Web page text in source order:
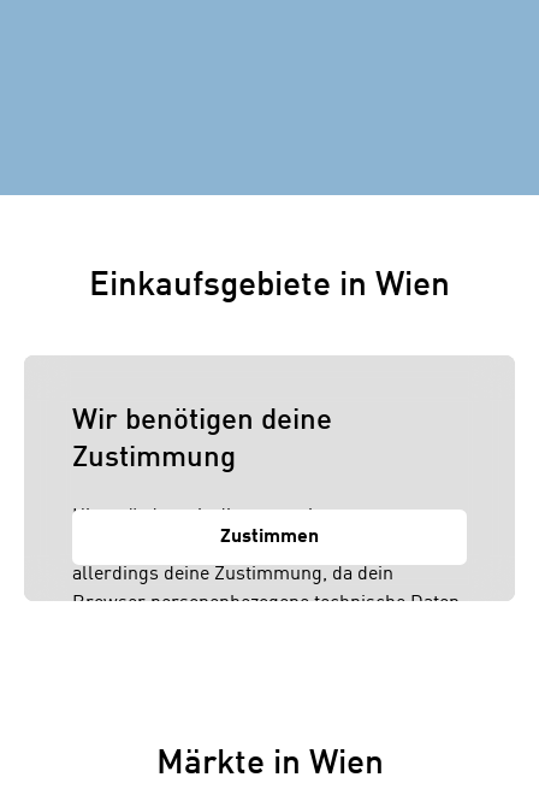
Einkaufsgebiete in Wien
Wir benötigen deine
Zustimmung
Hier würden wir dir gerne einen externen
Inhalt anzeigen. Dafür benötigen wir
allerdings deine Zustimmung, da dein
Browser personenbezogene technische Daten
Schutzniveau und insbesondere kann die US-
amerikanische Regierung Zugang zu diesen
Zustimmen
Märkte in Wien